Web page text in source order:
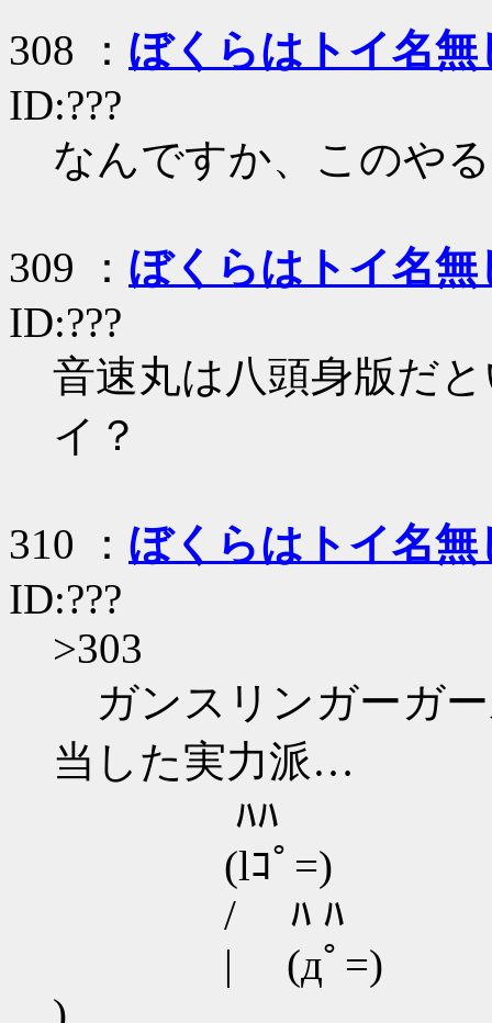
308 ： ぼくらはトイ名無
ID:???
なんですか、このや
309 ： ぼくらはトイ名無
ID:???
音速丸は八頭身版だ
イ？
310 ： ぼくらはトイ名無
ID:???
>303
ガンスリンガーガ
当した実力派…
ﾊﾊ
(lｺﾟ=)
/ ﾊ ﾊ
| (дﾟ=)